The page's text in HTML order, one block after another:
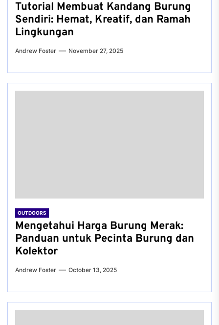
Tutorial Membuat Kandang Burung
Sendiri: Hemat, Kreatif, dan Ramah
Lingkungan
Andrew Foster November 27, 2025
OUTDOORS
Mengetahui Harga Burung Merak:
Panduan untuk Pecinta Burung dan
Kolektor
Andrew Foster October 13, 2025